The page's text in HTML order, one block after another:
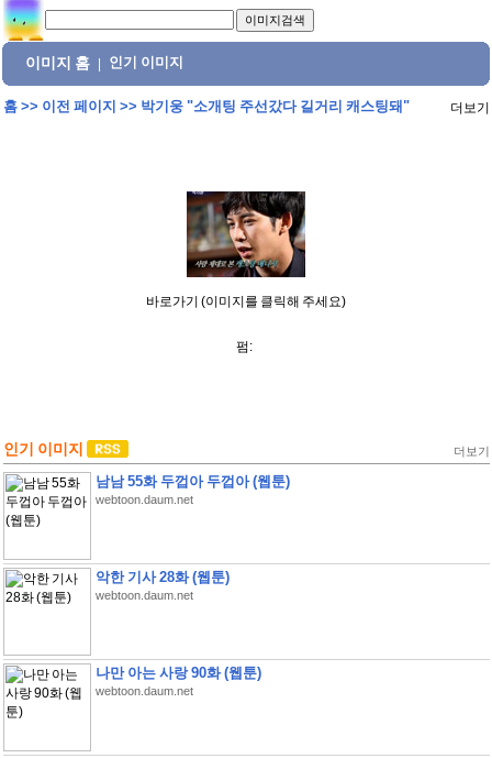
이미지 홈 인기 이미지
홈>> 이전 페이지 >> 박기웅 "소개팅 주선갔다 길거리 캐스팅돼" 더보기
바로가기 (이미지를 클릭해 주세요)
펌:
인기 이미지 더보기
남남 55화 두껍아 두껍아 (웹툰)
webtoon.daum.net
악한 기사 28화 (웹툰)
webtoon.daum.net
나만 아는 사랑 90화 (웹툰)
webtoon.daum.net